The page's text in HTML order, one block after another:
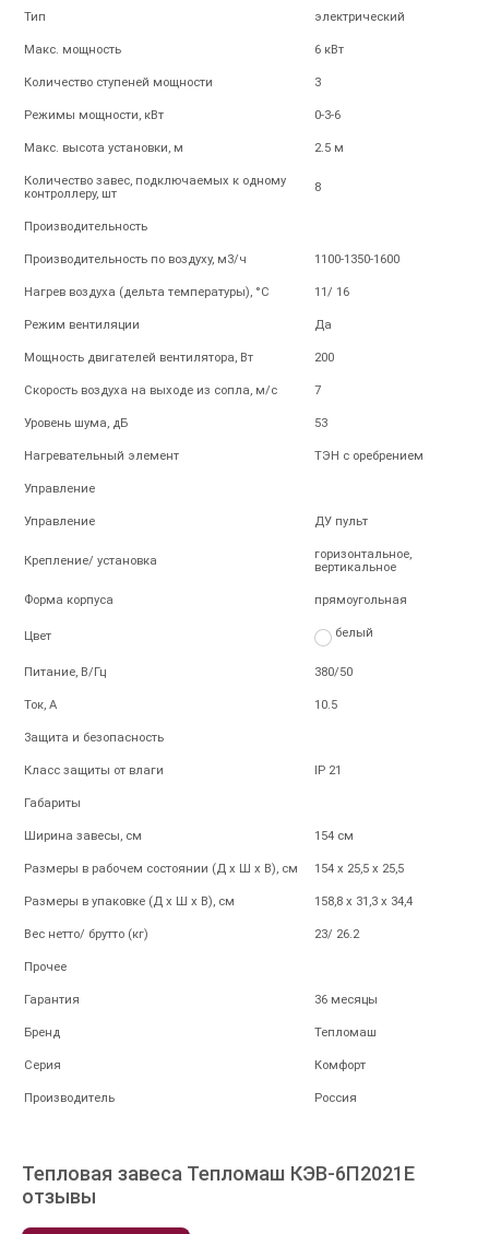
Тип электрический
Макс. мощность 6 кВт
Количество ступеней мощности 3
Режимы мощности, кВт 0-3-6
Макс. высота установки, м 2.5 м
Количество завес, подключаемых к одному
контроллеру, шт
8
Производительность
Производительность по воздуху, м3/ч 1100-1350-1600
Нагрев воздуха (дельта температуры), °С 11/ 16
Режим вентиляции Да
Мощность двигателей вентилятора, Вт 200
Скорость воздуха на выходе из сопла, м/с 7
Уровень шума, дБ 53
Нагревательный элемент ТЭН с оребрением
Управление
Управление ДУ пульт
Крепление/ установка
горизонтальное,
вертикальное
Форма корпуса прямоугольная
Цвет белый
Питание, В/Гц 380/50
Ток, А 10.5
Защита и безопасность
Класс защиты от влаги IP 21
Габариты
Ширина завесы, см 154 см
Размеры в рабочем состоянии (Д х Ш х В), см 154 х 25,5 х 25,5
Размеры в упаковке (Д х Ш х В), см 158,8 х 31,3 х 34,4
Вес нетто/ брутто (кг) 23/ 26.2
Прочее
Гарантия 36 месяцы
Бренд Тепломаш
Серия Комфорт
Производитель Россия
Тепловая завеса Тепломаш КЭВ-6П2021E
отзывы